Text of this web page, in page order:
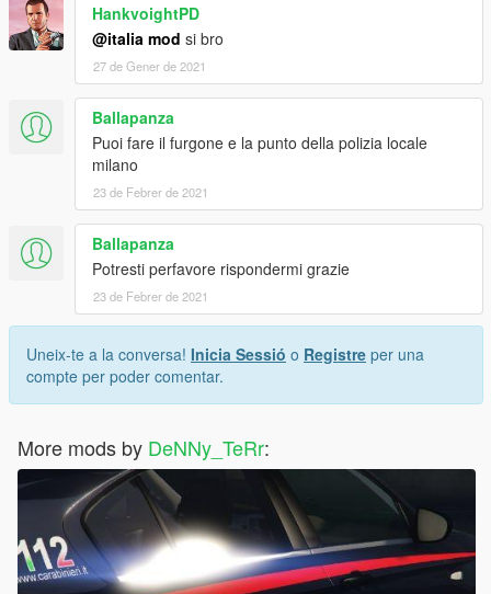
HankvoightPD
@italia mod si bro
27 de Gener de 2021
Ballapanza
Puoi fare il furgone e la punto della polizia locale
milano
23 de Febrer de 2021
Ballapanza
Potresti perfavore rispondermi grazie
23 de Febrer de 2021
Uneix-te a la conversa! Inicia Sessió o Registre per una
compte per poder comentar.
More mods by DeNNy_TeRr: